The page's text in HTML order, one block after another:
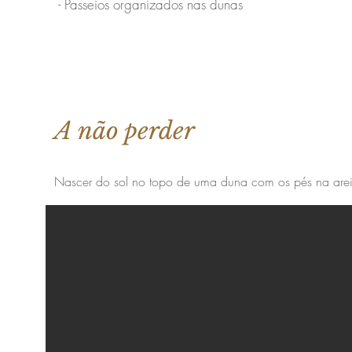
- Passeios organizados nas dunas
A não perder
Nascer do sol no topo de uma duna com os pés na